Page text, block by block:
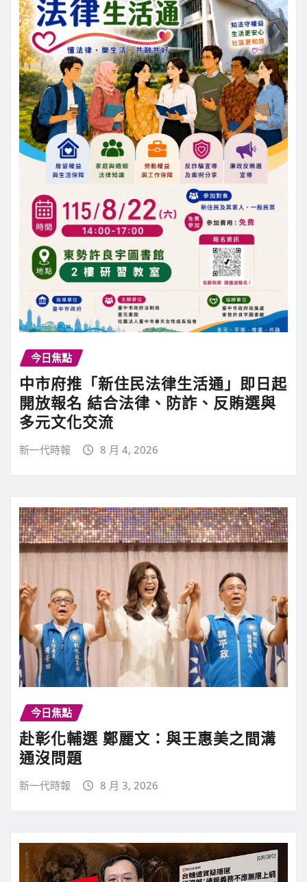
今日焦點
中市府推「新住民法律生活通」即日起
開放報名 結合法律、防詐、反賄選與
多元文化交流
新一代時報 8 月 4, 2026
今日焦點
赴彰化輔選 鄭麗文：與王惠美之間溝
通沒問題
新一代時報 8 月 3, 2026